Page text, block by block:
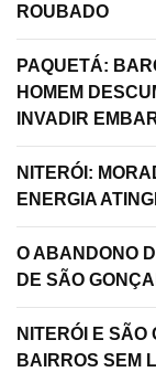
ROUBADO
PAQUETÁ:
HOMEM
INVADIR
NITERÓI:
ENERGIA
O ABANDONO
DE SÃO
NITERÓI E
BAIRROS SEM